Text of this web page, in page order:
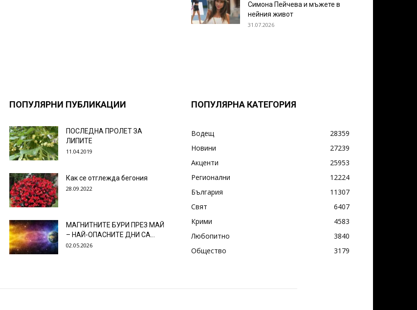
Симона Пейчева и мъжете в
нейния живот
31.07.2026
ПОПУЛЯРНИ ПУБЛИКАЦИИ
ПОСЛЕДНА ПРОЛЕТ ЗА
ЛИПИТЕ
11.04.2019
Как се отглежда бегония
28.09.2022
МАГНИТНИТЕ БУРИ ПРЕЗ МАЙ
– НАЙ-ОПАСНИТЕ ДНИ СА…
02.05.2026
ПОПУЛЯРНА КАТЕГОРИЯ
Водещ
28359
Новини
27239
Акценти
25953
Регионални
12224
България
11307
Свят
6407
Крими
4583
Любопитно
3840
Общество
3179